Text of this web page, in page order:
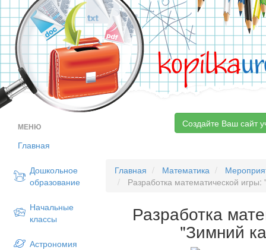
kopilka
МЕНЮ
Главная
Дошкольное
образование
Начальные
классы
Астрономия
Создайте Ваш сайт
Главная Математика
Разработка математической
Разработка
"Зимний